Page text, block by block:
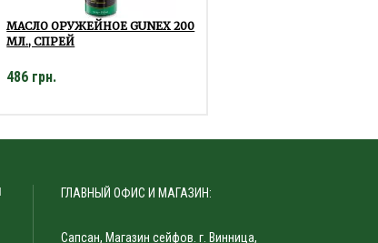
МАСЛО ОРУЖЕЙНОЕ GUNEX 200
МЛ., СПРЕЙ
486 грн.
ГЛАВНЫЙ ОФИС И МАГАЗИН:
Сапсан, Магазин сейфов. г. Винница,